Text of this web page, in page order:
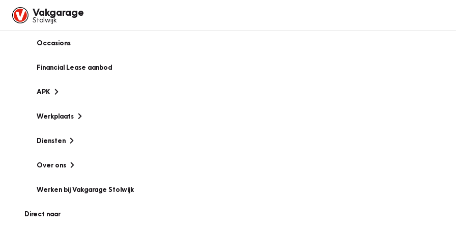
Vakgarage
Stolwijk
Occasions
Financial Lease aanbod
APK
Werkplaats
Diensten
Over ons
Werken bij Vakgarage Stolwijk
Direct naar